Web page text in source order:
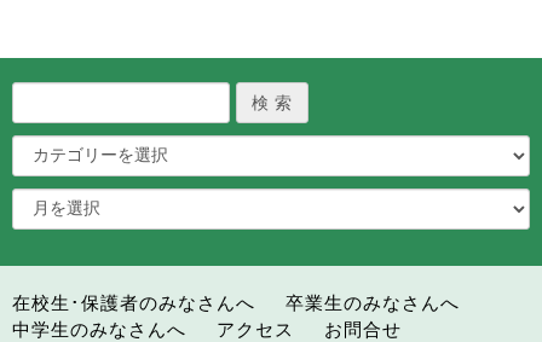
在校生･保護者のみなさんへ
卒業生のみなさんへ
中学生のみなさんへ
アクセス
お問合せ